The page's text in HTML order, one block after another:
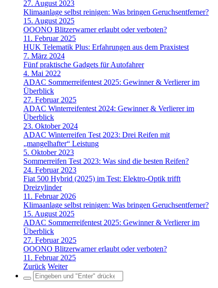
27. August 2023
Klimaanlage selbst reinigen: Was bringen Geruchsentferner?
15. August 2025
OOONO Blitzerwarner erlaubt oder verboten?
11. Februar 2025
HUK Telematik Plus: Erfahrungen aus dem Praxistest
7. März 2024
Fünf praktische Gadgets für Autofahrer
4. Mai 2022
ADAC Sommerreifentest 2025: Gewinner & Verlierer im
Überblick
27. Februar 2025
ADAC Winterreifentest 2024: Gewinner & Verlierer im
Überblick
23. Oktober 2024
ADAC Winterreifen Test 2023: Drei Reifen mit
„mangelhafter“ Leistung
5. Oktober 2023
Sommerreifen Test 2023: Was sind die besten Reifen?
24. Februar 2023
Fiat 500 Hybrid (2025) im Test: Elektro-Optik trifft
Dreizylinder
11. Februar 2026
Klimaanlage selbst reinigen: Was bringen Geruchsentferner?
15. August 2025
ADAC Sommerreifentest 2025: Gewinner & Verlierer im
Überblick
27. Februar 2025
OOONO Blitzerwarner erlaubt oder verboten?
11. Februar 2025
Zurück Weiter
Search
for: